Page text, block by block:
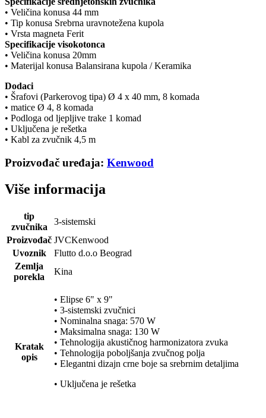
• Veličina konusa 44 mm
• Tip konusa Srebrna uravnotežena kupola
• Vrsta magneta Ferit
Specifikacije visokotonca
• Veličina konusa 20mm
• Materijal konusa Balansirana kupola / Keramika
Dodaci
• Šrafovi (Parkerovog tipa) Ø 4 x 40 mm, 8 komada
• matice Ø 4, 8 komada
• Podloga od ljepljive trake 1 komad
• Uključena je rešetka
• Kabl za zvučnik 4,5 m
Proizvođač uređaja: Kenwood
Više informacija
tip
zvučnika
3-sistemski
Proizvođač JVCKenwood
Uvoznik
Flutto d.o.o Beograd
Zemlja
porekla
Kina
Kratak
opis
• Elipse 6" x 9"
• 3-sistemski zvučnici
• Nominalna snaga: 570 W
• Maksimalna snaga: 130 W
• Tehnologija akustičnog harmonizatora zvuka
• Tehnologija poboljšanja zvučnog polja
• Elegantni dizajn crne boje sa srebrnim detaljima
• Uključena je rešetka